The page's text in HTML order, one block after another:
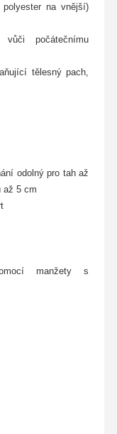
na vnější)
počátečnímu
tělesný pach,
odolný pro tah až
až 5 cm
manžety s